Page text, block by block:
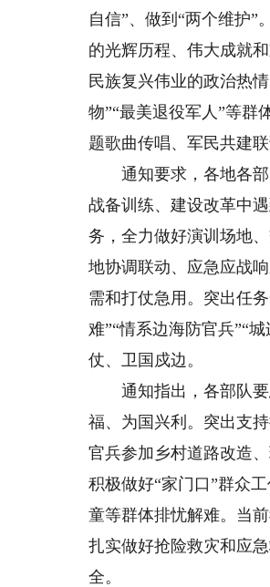
自信”、做到“两个维护
的光辉历程、伟大成就
民族复兴伟业的政治热
物”“最美退役军人”等群
题歌曲传唱、军民共建
通知要求，各地各部
战备训练、建设改革中
务，全力做好演训场地
地协调联动、应急应战
需和打仗急用。突出任
难”“情系边海防官兵”“
仗、卫国戍边。
通知指出，各部队要
福、为国兴利。突出支
官兵参加乡村道路改造
积极做好“家门口”群众
童等群体排忧解难。当
扎实做好抢险救灾和应
全。